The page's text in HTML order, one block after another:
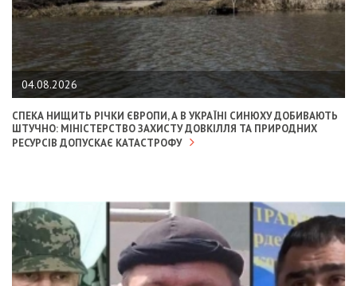
04.08.2026
СПЕКА НИЩИТЬ РІЧКИ ЄВРОПИ, А В УКРАЇНІ СИНЮХУ ДОБИВАЮТЬ
ШТУЧНО: МІНІСТЕРСТВО ЗАХИСТУ ДОВКІЛЛЯ ТА ПРИРОДНИХ
РЕСУРСІВ ДОПУСКАЄ КАТАСТРОФУ